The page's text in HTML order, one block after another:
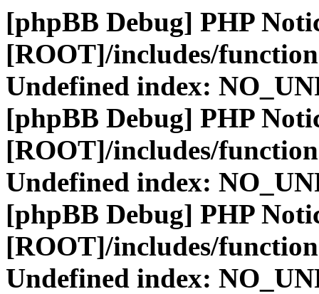
[phpBB Debug] PHP
[ROOT]/includes/
Undefined index:
[phpBB Debug] PHP
[ROOT]/includes/
Undefined index:
[phpBB Debug] PHP
[ROOT]/includes/
Undefined index: